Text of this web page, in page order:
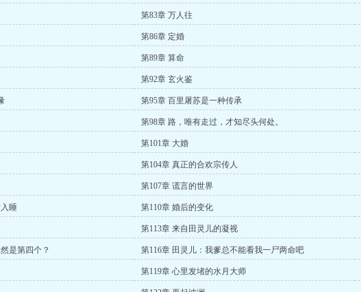
第83章 万人往
第86章 定婚
第89章 算命
第92章 玄火鉴
第95章 百里屠苏是一种传承
第98章 路，唯有走过，才知尽头何处。
第101章 大婚
第104章 真正的合欢宗传人
第107章 谎言的世界
睡 第110章 婚后的变化
第113章 来自田灵儿的凝视
是第四个？ 第116章 田灵儿：我爹总不能看我一尸两命吧
第119章 心里发堵的水月大师